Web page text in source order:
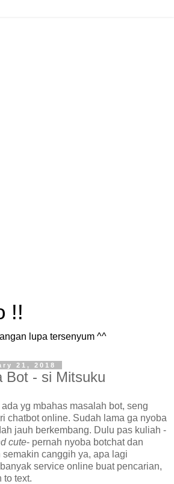
!!
lupa tersenyum ^^
21, 2018
Bot - si Mitsuku
yg mbahas masalah bot, seng
chatbot online. Sudah lama ga nyoba
jauh berkembang. Dulu pas kuliah -
cute- pernah nyoba botchat dan
semakin canggih ya, apa lagi
service online buat pencarian,
to text.